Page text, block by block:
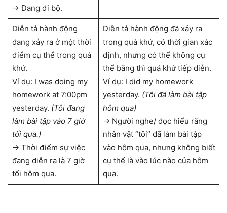
→ Đang đi bộ.
Diễn tả hành động
đang xảy ra ở một thời
điểm cụ thể trong quá
khứ.
Ví dụ: I was doing my
homework at 7:00pm
yesterday. (Tôi đang
làm bài tập vào 7 giờ
tối qua.)
→ Thời điểm sự việc
đang diễn ra là 7 giờ
tối hôm qua.
Diễn tả hành động đã xảy ra
trong quá khứ, có thời gian xác
định, nhưng có thể không cụ
thể bằng thì quá khứ tiếp diễn.
Ví dụ: I did my homework
yesterday. (Tôi đã làm bài tập
hôm qua)
→ Người nghe/ đọc hiểu rằng
nhân vật “tôi” đã làm bài tập
vào hôm qua, nhưng không biết
cụ thể là vào lúc nào của hôm
qua.